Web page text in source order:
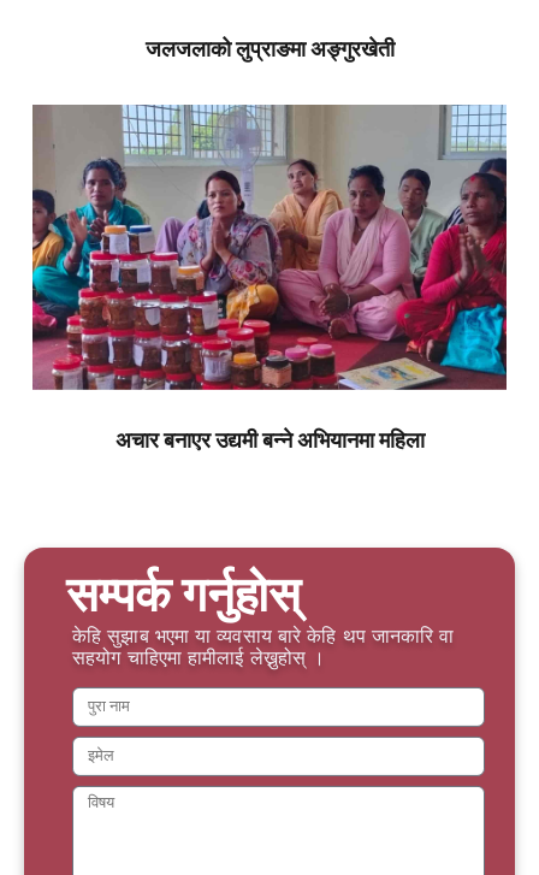
जलजलाको लुप्राङमा अङ्गुरखेती
अचार बनाएर उद्यमी बन्ने अभियानमा महिला
सम्पर्क गर्नुहोस्
केहि सुझाब भएमा या व्यवसाय बारे केहि थप जानकारि वा
सहयोग चाहिएमा हामीलाई लेख्नुहोस् ।